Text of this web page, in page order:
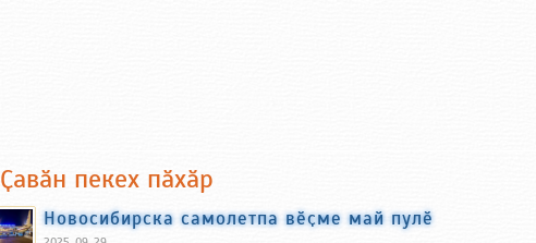
Ҫавӑн пекех пӑхӑр
Новосибирска самолетпа вӗҫме май пулӗ